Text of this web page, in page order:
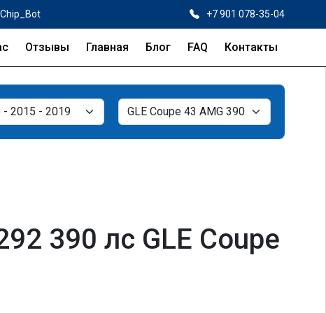
+7 901 078-35-04
Отзывы Главная Блог FAQ Контакты
390 лс GLE Coupe